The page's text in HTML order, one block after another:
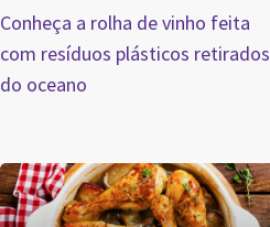
Conheça a rolha de vinho feita
com resíduos plásticos retirados
do oceano